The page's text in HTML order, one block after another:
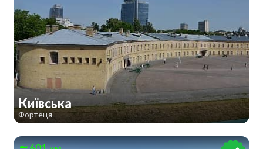
Київська
Фортеця